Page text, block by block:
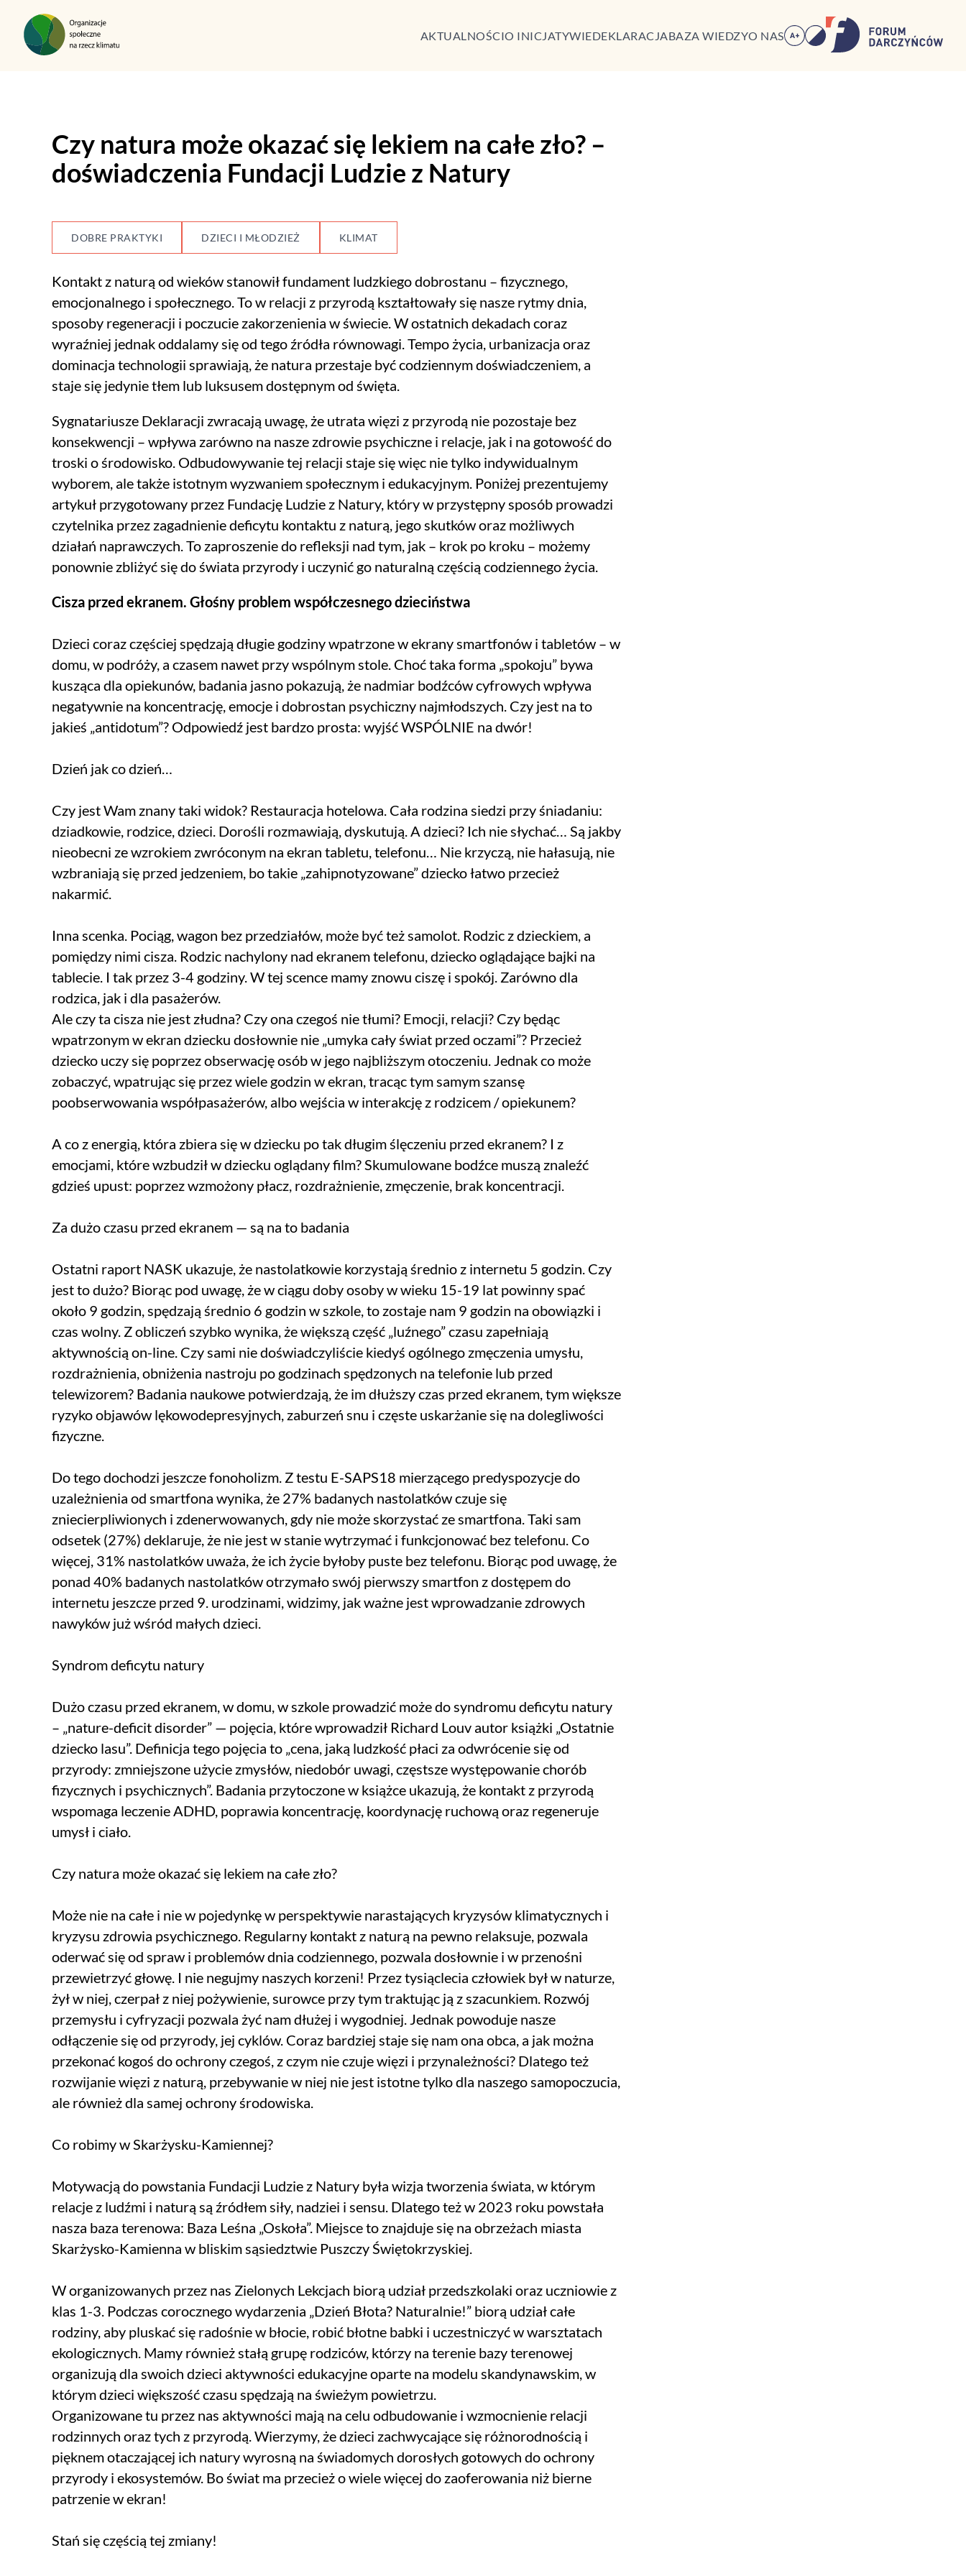
AKTUALNOŚCIO INICJATYWIEDEKLARACJABAZA WIEDZYO NAS
Czy natura może okazać się lekiem na całe zło? –
doświadczenia Fundacji Ludzie z Natury
DOBRE PRAKTYKI DZIECI I MŁODZIEŻ KLIMAT
Kontakt z naturą od wieków stanowił fundament ludzkiego dobrostanu – fizycznego,
emocjonalnego i społecznego. To w relacji z przyrodą kształtowały się nasze rytmy dnia,
sposoby regeneracji i poczucie zakorzenienia w świecie. W ostatnich dekadach coraz
wyraźniej jednak oddalamy się od tego źródła równowagi. Tempo życia, urbanizacja oraz
dominacja technologii sprawiają, że natura przestaje być codziennym doświadczeniem, a
staje się jedynie tłem lub luksusem dostępnym od święta.
Sygnatariusze Deklaracji zwracają uwagę, że utrata więzi z przyrodą nie pozostaje bez
konsekwencji – wpływa zarówno na nasze zdrowie psychiczne i relacje, jak i na gotowość do
troski o środowisko. Odbudowywanie tej relacji staje się więc nie tylko indywidualnym
wyborem, ale także istotnym wyzwaniem społecznym i edukacyjnym. Poniżej prezentujemy
artykuł przygotowany przez Fundację Ludzie z Natury, który w przystępny sposób prowadzi
czytelnika przez zagadnienie deficytu kontaktu z naturą, jego skutków oraz możliwych
działań naprawczych. To zaproszenie do refleksji nad tym, jak – krok po kroku – możemy
ponownie zbliżyć się do świata przyrody i uczynić go naturalną częścią codziennego życia.
Cisza przed ekranem. Głośny problem współczesnego dzieciństwa
Dzieci coraz częściej spędzają długie godziny wpatrzone w ekrany smartfonów i tabletów – w
domu, w podróży, a czasem nawet przy wspólnym stole. Choć taka forma „spokoju” bywa
kusząca dla opiekunów, badania jasno pokazują, że nadmiar bodźców cyfrowych wpływa
negatywnie na koncentrację, emocje i dobrostan psychiczny najmłodszych. Czy jest na to
jakieś „antidotum”? Odpowiedź jest bardzo prosta: wyjść WSPÓLNIE na dwór!
Dzień jak co dzień…
Czy jest Wam znany taki widok? Restauracja hotelowa. Cała rodzina siedzi przy śniadaniu:
dziadkowie, rodzice, dzieci. Dorośli rozmawiają, dyskutują. A dzieci? Ich nie słychać… Są jakby
nieobecni ze wzrokiem zwróconym na ekran tabletu, telefonu… Nie krzyczą, nie hałasują, nie
wzbraniają się przed jedzeniem, bo takie „zahipnotyzowane” dziecko łatwo przecież
nakarmić.
Inna scenka. Pociąg, wagon bez przedziałów, może być też samolot. Rodzic z dzieckiem, a
pomiędzy nimi cisza. Rodzic nachylony nad ekranem telefonu, dziecko oglądające bajki na
tablecie. I tak przez 3-4 godziny. W tej scence mamy znowu ciszę i spokój. Zarówno dla
rodzica, jak i dla pasażerów.
Ale czy ta cisza nie jest złudna? Czy ona czegoś nie tłumi? Emocji, relacji? Czy będąc
wpatrzonym w ekran dziecku dosłownie nie „umyka cały świat przed oczami”? Przecież
dziecko uczy się poprzez obserwację osób w jego najbliższym otoczeniu. Jednak co może
zobaczyć, wpatrując się przez wiele godzin w ekran, tracąc tym samym szansę
poobserwowania współpasażerów, albo wejścia w interakcję z rodzicem / opiekunem?
A co z energią, która zbiera się w dziecku po tak długim ślęczeniu przed ekranem? I z
emocjami, które wzbudził w dziecku oglądany film? Skumulowane bodźce muszą znaleźć
gdzieś upust: poprzez wzmożony płacz, rozdrażnienie, zmęczenie, brak koncentracji.
Za dużo czasu przed ekranem — są na to badania
Ostatni raport NASK ukazuje, że nastolatkowie korzystają średnio z internetu 5 godzin. Czy
jest to dużo? Biorąc pod uwagę, że w ciągu doby osoby w wieku 15-19 lat powinny spać
około 9 godzin, spędzają średnio 6 godzin w szkole, to zostaje nam 9 godzin na obowiązki i
czas wolny. Z obliczeń szybko wynika, że większą część „luźnego” czasu zapełniają
aktywnością on-line. Czy sami nie doświadczyliście kiedyś ogólnego zmęczenia umysłu,
rozdrażnienia, obniżenia nastroju po godzinach spędzonych na telefonie lub przed
telewizorem? Badania naukowe potwierdzają, że im dłuższy czas przed ekranem, tym większe
ryzyko objawów lękowodepresyjnych, zaburzeń snu i częste uskarżanie się na dolegliwości
fizyczne.
Do tego dochodzi jeszcze fonoholizm. Z testu E-SAPS18 mierzącego predyspozycje do
uzależnienia od smartfona wynika, że 27% badanych nastolatków czuje się
zniecierpliwionych i zdenerwowanych, gdy nie może skorzystać ze smartfona. Taki sam
odsetek (27%) deklaruje, że nie jest w stanie wytrzymać i funkcjonować bez telefonu. Co
więcej, 31% nastolatków uważa, że ich życie byłoby puste bez telefonu. Biorąc pod uwagę, że
ponad 40% badanych nastolatków otrzymało swój pierwszy smartfon z dostępem do
internetu jeszcze przed 9. urodzinami, widzimy, jak ważne jest wprowadzanie zdrowych
nawyków już wśród małych dzieci.
Syndrom deficytu natury
Dużo czasu przed ekranem, w domu, w szkole prowadzić może do syndromu deficytu natury
– „nature-deficit disorder” — pojęcia, które wprowadził Richard Louv autor książki „Ostatnie
dziecko lasu”. Definicja tego pojęcia to „cena, jaką ludzkość płaci za odwrócenie się od
przyrody: zmniejszone użycie zmysłów, niedobór uwagi, częstsze występowanie chorób
fizycznych i psychicznych”. Badania przytoczone w książce ukazują, że kontakt z przyrodą
wspomaga leczenie ADHD, poprawia koncentrację, koordynację ruchową oraz regeneruje
umysł i ciało.
Czy natura może okazać się lekiem na całe zło?
Może nie na całe i nie w pojedynkę w perspektywie narastających kryzysów klimatycznych i
kryzysu zdrowia psychicznego. Regularny kontakt z naturą na pewno relaksuje, pozwala
oderwać się od spraw i problemów dnia codziennego, pozwala dosłownie i w przenośni
przewietrzyć głowę. I nie negujmy naszych korzeni! Przez tysiąclecia człowiek był w naturze,
żył w niej, czerpał z niej pożywienie, surowce przy tym traktując ją z szacunkiem. Rozwój
przemysłu i cyfryzacji pozwala żyć nam dłużej i wygodniej. Jednak powoduje nasze
odłączenie się od przyrody, jej cyklów. Coraz bardziej staje się nam ona obca, a jak można
przekonać kogoś do ochrony czegoś, z czym nie czuje więzi i przynależności? Dlatego też
rozwijanie więzi z naturą, przebywanie w niej nie jest istotne tylko dla naszego samopoczucia,
ale również dla samej ochrony środowiska.
Co robimy w Skarżysku-Kamiennej?
Motywacją do powstania Fundacji Ludzie z Natury była wizja tworzenia świata, w którym
relacje z ludźmi i naturą są źródłem siły, nadziei i sensu. Dlatego też w 2023 roku powstała
nasza baza terenowa: Baza Leśna „Oskoła”. Miejsce to znajduje się na obrzeżach miasta
Skarżysko-Kamienna w bliskim sąsiedztwie Puszczy Świętokrzyskiej.
W organizowanych przez nas Zielonych Lekcjach biorą udział przedszkolaki oraz uczniowie z
klas 1-3. Podczas corocznego wydarzenia „Dzień Błota? Naturalnie!” biorą udział całe
rodziny, aby pluskać się radośnie w błocie, robić błotne babki i uczestniczyć w warsztatach
ekologicznych. Mamy również stałą grupę rodziców, którzy na terenie bazy terenowej
organizują dla swoich dzieci aktywności edukacyjne oparte na modelu skandynawskim, w
którym dzieci większość czasu spędzają na świeżym powietrzu.
Organizowane tu przez nas aktywności mają na celu odbudowanie i wzmocnienie relacji
rodzinnych oraz tych z przyrodą. Wierzymy, że dzieci zachwycające się różnorodnością i
pięknem otaczającej ich natury wyrosną na świadomych dorosłych gotowych do ochrony
przyrody i ekosystemów. Bo świat ma przecież o wiele więcej do zaoferowania niż bierne
patrzenie w ekran!
Stań się częścią tej zmiany!